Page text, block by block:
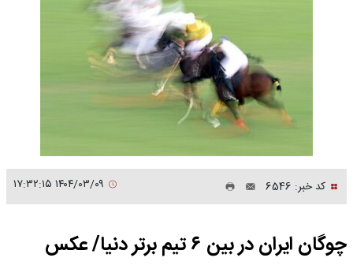
کد خبر: 6546
چوگان ایران در بین ۶ تیم برتر دنیا/ عکس